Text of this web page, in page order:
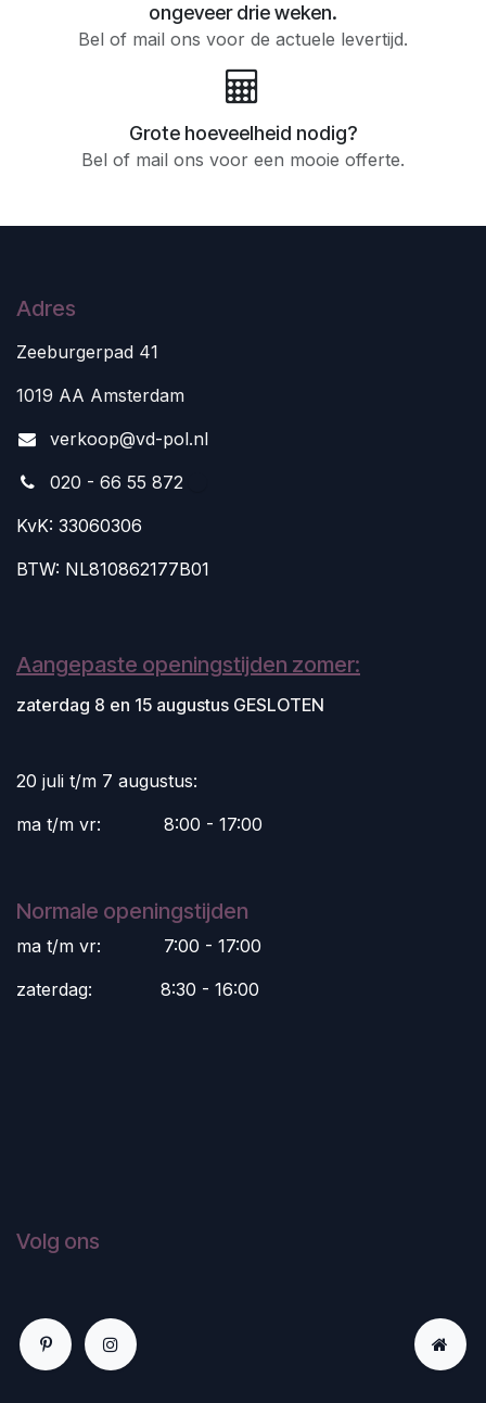
ongeveer drie weken.
Bel of mail ons voor de actuele levertijd.
Grote hoeveelheid nodig?
Bel of mail ons voor een mooie offerte.
Adres
Zeeburgerpad 41
1019 AA Amsterdam
verkoop@vd-pol.nl
020 - 66 55 872
KvK: 33060306
BTW: NL810862177B01
Aangepaste openingstijden zomer:
zaterdag 8 en 15 augustus GESLOTEN
20 juli t/m 7 augustus:
ma t/m vr:
​8:00 - 17:00
Normale openingstijden
ma t/m vr:
​7:00 - 17:00
zaterdag:
​8:30 - 16:00
Volg ons